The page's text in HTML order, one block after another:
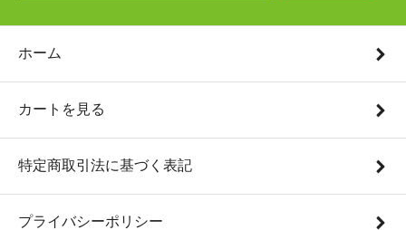
ホーム
カートを見る
特定商取引法に基づく表記
プライバシーポリシー